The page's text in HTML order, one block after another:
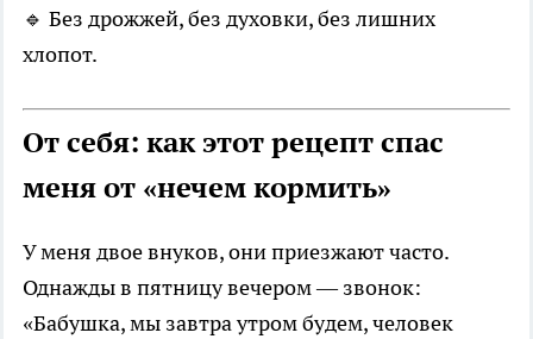
🔹 Без дрожжей, без духовки, без лишних
хлопот.
От себя: как этот рецепт спас
меня от «нечем кормить»
У меня двое внуков, они приезжают часто.
Однажды в пятницу вечером — звонок:
«Бабушка, мы завтра утром будем, человек